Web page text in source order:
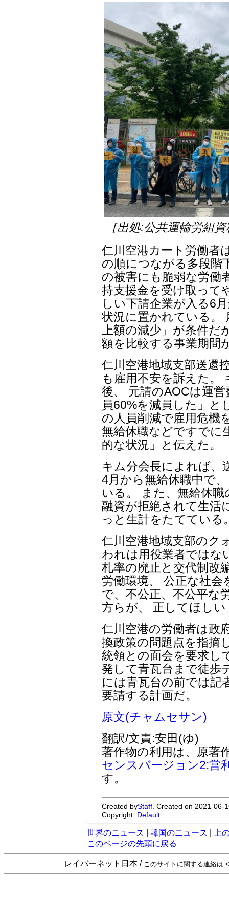
［出処:公共運輸労組
仁川空港カート労働者
の順につながる多段階
の被害にも脆弱な労働
持支援金を受け取って
しい下請企業が入る6
状況に置かれている。
上額の減少」が条件
額を比較する事業期間
仁川空港地域支部送還
も雇用不安を訴えた。
後、 元請のAOCは運
員60%を減員した」と
の人員削減で雇用危機
無給休職などですでに
的な状況」と伝えた。
キム分会長によれば、
4月から無給休職中で
いる。 また、無給休
融資が拒絶されて生活
っと生計をたてている
仁川空港地域支部のク
われは用役業者ではな
札率の廃止と交代制改
労働環境、 公正な社会
で、不公正、不公平な
方らが、 正してほし
仁川空港の労働者は政
換政策の問題点を指摘
統領との面会を要求し
発して青瓦台まで徒歩
には青瓦台の前では記
要請する計画だ。
原文(チャムセサン)
翻訳/文責:安田(ゆ)
著作物の利用は、原著
センスバージョン2:営
す。
Created byStaff . Created on 2021-
Copyright: Default
世界のニュース 韓国のニュース
上
このページの先頭に戻る
レイバーネット日本 / このサイトに関する連絡は